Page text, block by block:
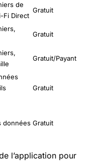
de
Fi Direct
Gratuit
Gratuit
Gratuit/Payant
Gratuit
données Gratuit
l’application pour